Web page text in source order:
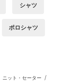
シャツ
ポロシャツ
ニット・セーター /